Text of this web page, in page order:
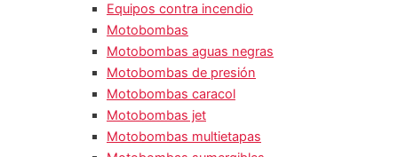
Equipos contra incendio
Motobombas
Motobombas aguas negras
Motobombas de presión
Motobombas caracol
Motobombas jet
Motobombas multietapas